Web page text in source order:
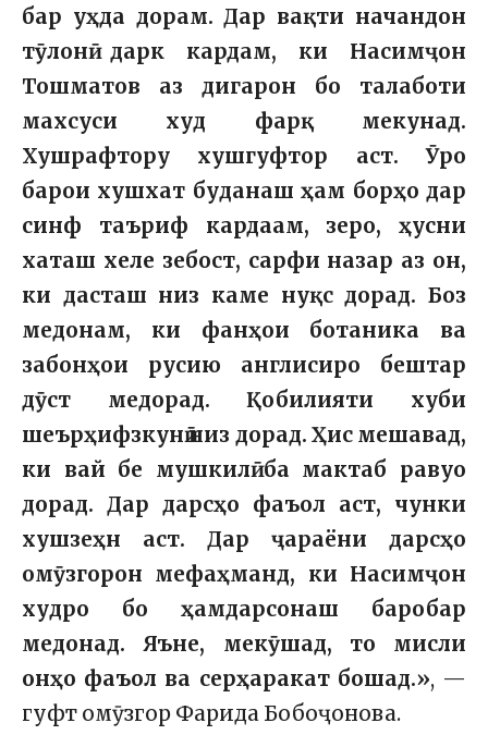
бар уҳда дорам. Дар вақти начандон
тӯлонӣ дарк кардам, ки Насимҷон
Тошматов аз дигарон бо талаботи
махсуси худ фарқ мекунад.
Хушрафтору хушгуфтор аст. Ӯро
барои хушхат буданаш ҳам борҳо дар
синф таъриф кардаам, зеро, ҳусни
хаташ хеле зебост, сарфи назар аз он,
ки дасташ низ каме нуқс дорад. Боз
медонам, ки фанҳои ботаника ва
забонҳои русию англисиро бештар
дӯст медорад. Қобилияти хуби
шеърҳифзкунӣ низ дорад. Ҳис мешавад,
ки вай бе мушкилӣ ба мактаб равуо
дорад. Дар дарсҳо фаъол аст, чунки
хушзеҳн аст. Дар ҷараёни дарсҳо
омӯзгорон мефаҳманд, ки Насимҷон
худро бо ҳамдарсонаш баробар
медонад. Яъне, мекӯшад, то мисли
онҳо фаъол ва серҳаракат бошад.», —
гуфт омӯзгор Фарида Бобоҷонова.